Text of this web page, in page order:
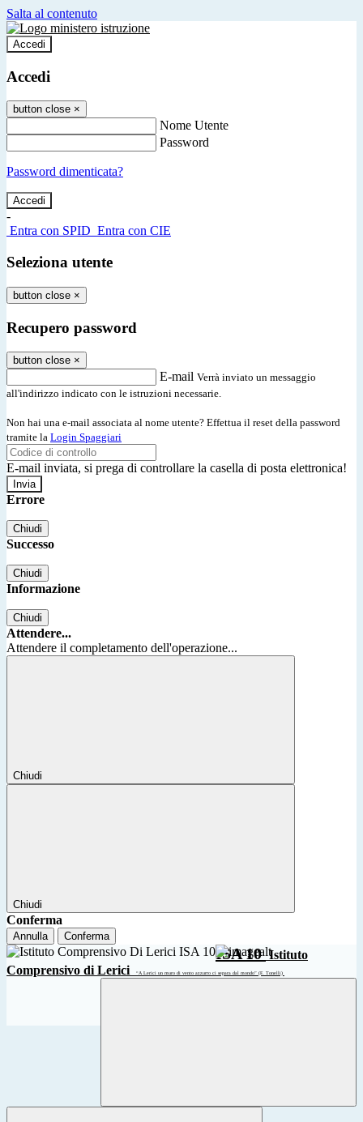
Salta al contenuto
Accedi
Accedi
button close ×
Nome Utente
Password
Password dimenticata?
-
Entra con SPID Entra con CIE
Seleziona utente
button close ×
Recupero password
button close ×
E-mail Verrà inviato un messaggio
all'indirizzo indicato con le istruzioni necessarie.
Non hai una e-mail associata al nome utente? Effettua il reset della password
tramite la Login Spaggiari
E-mail inviata, si prega di controllare la casella di posta elettronica!
Errore
Chiudi
Successo
Chiudi
Informazione
Chiudi
Attendere...
Attendere il completamento dell'operazione...
Chiudi
Chiudi
Conferma
Annulla Conferma
ISA 10 Istituto
Comprensivo di Lerici
“A Lerici un muro di vento azzurro ci separa dal mondo” (F. Tonelli)